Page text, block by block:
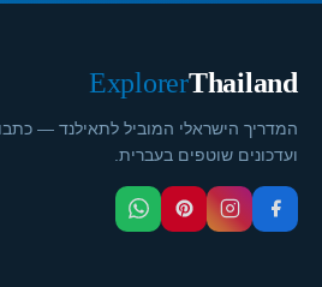
Thailand
Explorer
המדריך הישראלי המוביל לתאילנד —
ועדכונים שוטפים בעברית.